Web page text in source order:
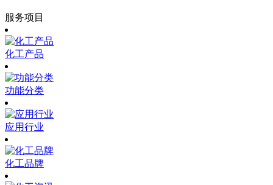
服务项目
化工产品
功能分类
应用行业
化工品牌